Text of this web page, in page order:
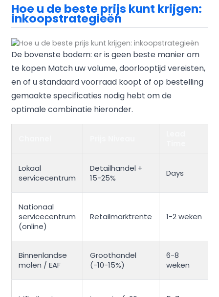
Hoe u de beste prijs kunt krijgen:
inkoopstrategieën
De bovenste bodem: er is geen beste manier om
te kopen Match uw volume, doorlooptijd vereisten,
en of u standaard voorraad koopt of op bestelling
gemaakte specificaties nodig hebt om de
optimale combinatie hieronder.
Lokaal
servicecentrum
Detailhandel +
15-25%
Days
Nationaal
servicecentrum
(online)
Retailmarktrente 1-2 weken
Binnenlandse
molen / EAF
Groothandel
(-10-15%)
6-8
weken